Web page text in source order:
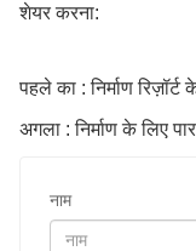
शेयर करना:
पहले का : निर्माण
अगला : निर्माण के लिए
नाम